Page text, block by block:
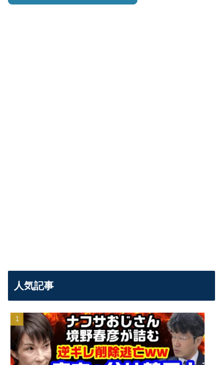
人気記事